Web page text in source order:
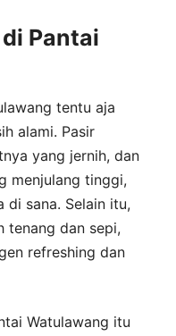
Pantai
tentu aja
alami. Pasir
yang jernih, dan
menjulang tinggi,
sana. Selain itu,
tenang dan sepi,
refreshing dan
Watulawang itu